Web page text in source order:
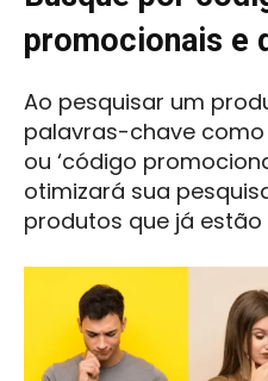
promocionais e
Ao pesquisar um
palavras-chave como
ou ‘código
otimizará sua
produtos que já